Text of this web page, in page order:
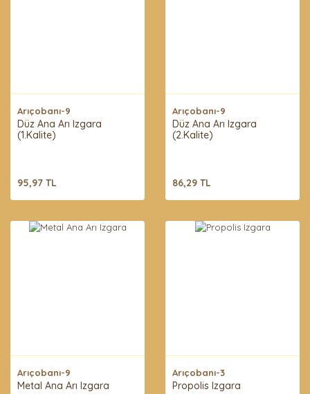
Arıçobanı-9
Düz Ana Arı Izgara
(1.Kalite)
95,97 TL
Arıçobanı-9
Düz Ana Arı Izgara
(2.Kalite)
86,29 TL
Arıçobanı-9
Metal Ana Arı Izgara
Arıçobanı-3
Propolis Izgara